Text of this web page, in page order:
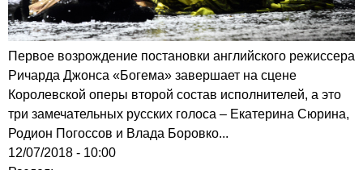
Первое возрождение постановки английского режиссера
Ричарда Джонса «Богема» завершает на сцене
Королевской оперы второй состав исполнителей, а это
три замечательных русских голоса – Екатерина Сюрина,
Родион Погоссов и Влада Боровко...
12/07/2018 - 10:00